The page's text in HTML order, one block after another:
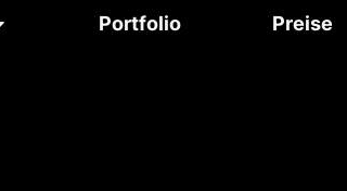
Portfolio Preise